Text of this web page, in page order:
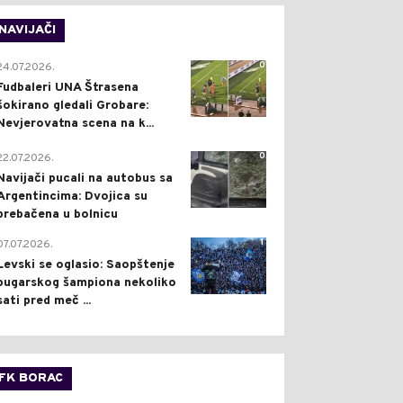
NAVIJAČI
0
UNA Štrasena
gledali Grobare:
scena na k...
0
pucali na autobus sa
Dvojica su
u bolnicu
1
se oglasio: Saopštenje
šampiona nekoliko
pred meč ...
FK BORAC